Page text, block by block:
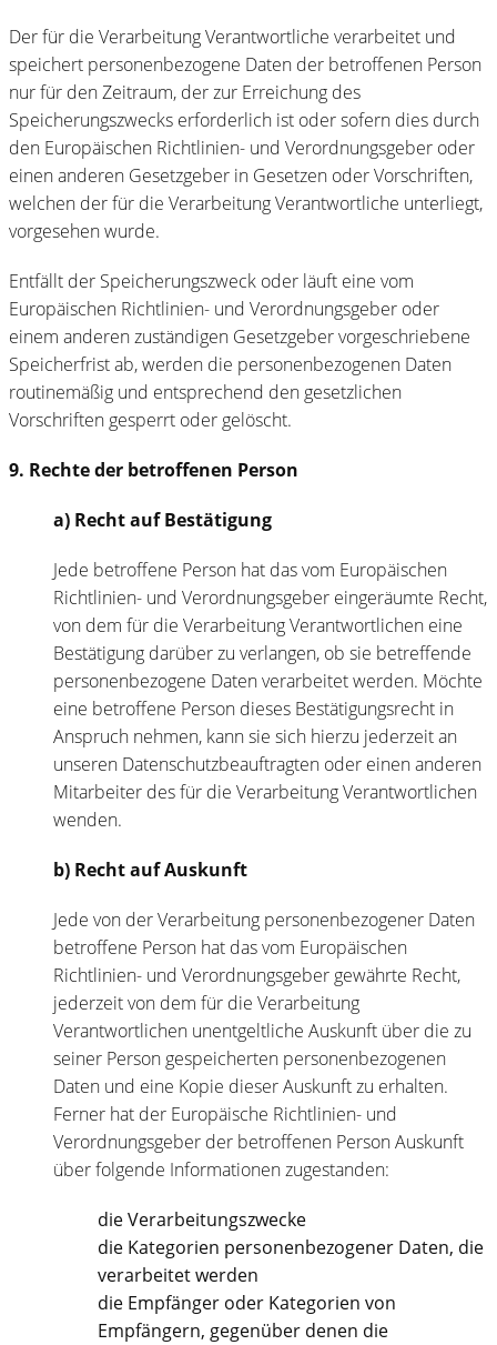
Der für die Verarbeitung Verantwortliche verarbeitet und
speichert personenbezogene Daten der betroffenen Person
nur für den Zeitraum, der zur Erreichung des
Speicherungszwecks erforderlich ist oder sofern dies durch
den Europäischen Richtlinien- und Verordnungsgeber oder
einen anderen Gesetzgeber in Gesetzen oder Vorschriften,
welchen der für die Verarbeitung Verantwortliche unterliegt,
vorgesehen wurde.
Entfällt der Speicherungszweck oder läuft eine vom
Europäischen Richtlinien- und Verordnungsgeber oder
einem anderen zuständigen Gesetzgeber vorgeschriebene
Speicherfrist ab, werden die personenbezogenen Daten
routinemäßig und entsprechend den gesetzlichen
Vorschriften gesperrt oder gelöscht.
9. Rechte der betroffenen Person
a) Recht auf Bestätigung
Jede betroffene Person hat das vom Europäischen
Richtlinien- und Verordnungsgeber eingeräumte Recht,
von dem für die Verarbeitung Verantwortlichen eine
Bestätigung darüber zu verlangen, ob sie betreffende
personenbezogene Daten verarbeitet werden. Möchte
eine betroffene Person dieses Bestätigungsrecht in
Anspruch nehmen, kann sie sich hierzu jederzeit an
unseren Datenschutzbeauftragten oder einen anderen
Mitarbeiter des für die Verarbeitung Verantwortlichen
wenden.
b) Recht auf Auskunft
Jede von der Verarbeitung personenbezogener Daten
betroffene Person hat das vom Europäischen
Richtlinien- und Verordnungsgeber gewährte Recht,
jederzeit von dem für die Verarbeitung
Verantwortlichen unentgeltliche Auskunft über die zu
seiner Person gespeicherten personenbezogenen
Daten und eine Kopie dieser Auskunft zu erhalten.
Ferner hat der Europäische Richtlinien- und
Verordnungsgeber der betroffenen Person Auskunft
über folgende Informationen zugestanden:
die Verarbeitungszwecke
die Kategorien personenbezogener Daten, die
verarbeitet werden
die Empfänger oder Kategorien von
Empfängern, gegenüber denen die